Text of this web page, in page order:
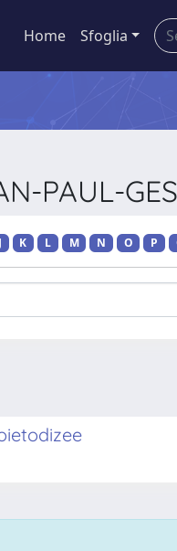
Home Sfoglia
PAUL-
J K L M N O P